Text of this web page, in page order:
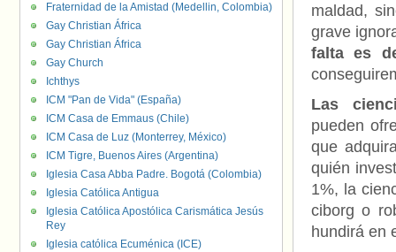
maldad,
grave
falta es
Las
pueden
que
quién
1%, la
ciborg o
hundirá en
Fraternidad de la Amistad (Medellin, Colombia)
Gay Christian África
Gay Christian África
Gay Church
Ichthys
ICM "Pan de Vida" (España)
ICM Casa de Emmaus (Chile)
ICM Casa de Luz (Monterrey, México)
ICM Tigre, Buenos Aires (Argentina)
Iglesia Casa Abba Padre. Bogotá (Colombia)
Iglesia Católica Antigua
Iglesia Católica Apostólica Carismática Jesús
Rey
Iglesia católica Ecuménica (ICE)